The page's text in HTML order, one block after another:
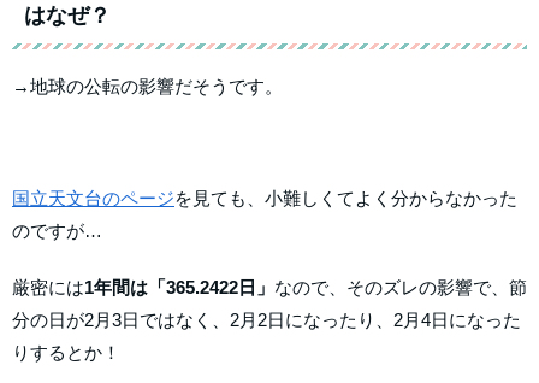
はなぜ？
→地球の公転の影響だそうです。
国立天文台のページを見ても、小難しくてよく分からなかった
のですが…
厳密には1年間は「365.2422日」 なので、そのズレの影響で、節
分の日が2月3日ではなく、2月2日になったり、2月4日になった
りするとか！